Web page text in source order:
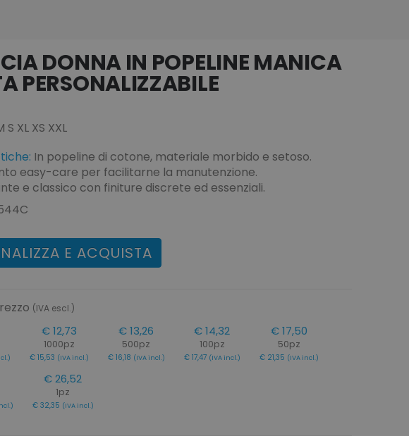
DONNA IN POPELINE MANICA
S XL XS XXL
In popeline di cotone, materiale morbido e setoso.
easy-care per facilitarne la manutenzione.
e classico con finiture discrete ed essenziali.
E ACQUISTA
(IVA escl.)
€ 12,73
1000pz
€ 15,53 (IVA incl.)
€ 13,26
500pz
€ 16,18 (IVA incl.)
€ 14,32
100pz
€ 17,47 (IVA incl.)
€ 17,50
50pz
€ 21,35 (IVA incl.)
€ 26,52
1pz
€ 32,35 (IVA incl.)